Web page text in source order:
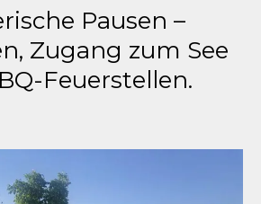
Pausen –
Zugang zum See
Feuerstellen.